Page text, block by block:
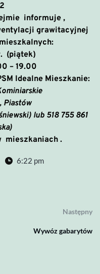
informuje ,
grawitacyjnej
(piątek)
– 19.00
Idealne Mieszkanie:
Piastów
lub 518 755 861
mieszkaniach .
6:22 pm
Następny
Wywóz gabarytów